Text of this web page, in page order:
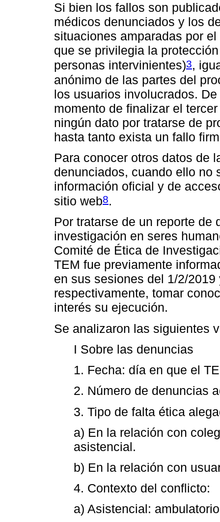
Si bien los fallos son
médicos denunciados y los
situaciones amparadas por
que se privilegia la
personas intervinientes)3,
anónimo de las partes del
los usuarios involucrados.
momento de finalizar el
ningún dato por tratarse de
hasta tanto exista un fallo
Para conocer otros datos de
denunciados, cuando ello no
información oficial y de
sitio web8.
Por tratarse de un reporte de
investigación en seres
Comité de Ética de
TEM fue previamente
en sus sesiones del 1/2/
respectivamente, tomar
interés su ejecución.
Se analizaron las siguientes
I Sobre las denuncias
1. Fecha: día en que el
2. Número de denuncias
3. Tipo de falta ética
a) En la relación con
asistencial.
b) En la relación con
4. Contexto del conflicto:
a) Asistencial: